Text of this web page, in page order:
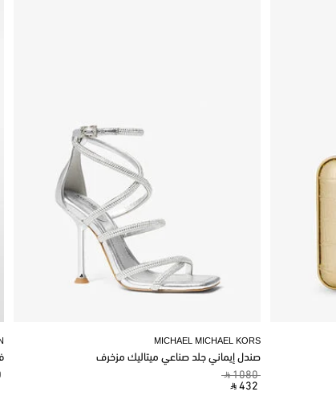
MICHAEL MICHAEL KORS
صندل إيماني جلد صناعي ميتاليك مزخرف
‎ ⃁ 1080 ‎
‎ ⃁ 432 ‎